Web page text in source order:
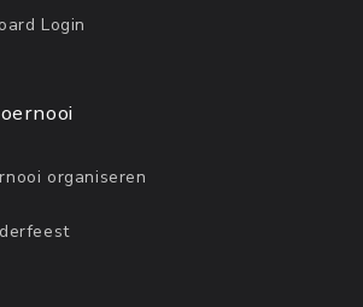
Login
organiseren